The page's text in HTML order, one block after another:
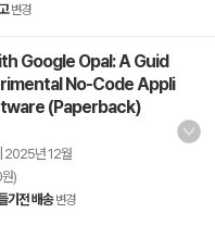
변경
Google Opal: A Guid
No-Code Appli
(Paperback)
2025년 12월
)
기전 배송 변경